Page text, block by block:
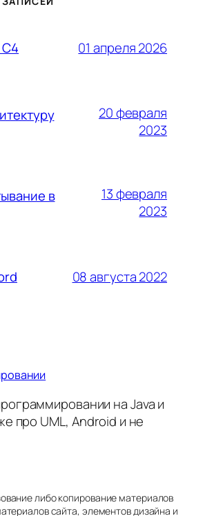
01 апреля 2026
20 февраля
2023
в
13 февраля
2023
08 августа 2022
на Java и
про UML, Android и не
либо копирование материалов
сайта, элементов дизайна и